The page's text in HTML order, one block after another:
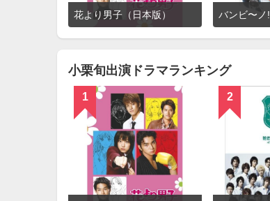
花より男子（日本版） バンビ〜ノ!
小栗旬出演ドラマランキング
1 2